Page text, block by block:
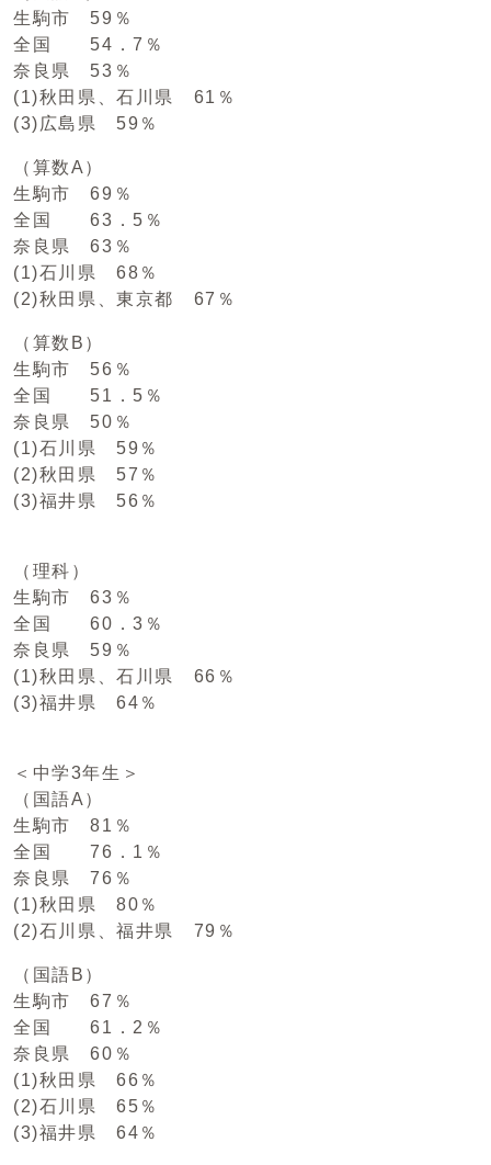
生駒市 59％
全国 54．7％
奈良県 53％
(1)秋田県、石川県 61％
(3)広島県 59％
（算数A）
生駒市 69％
全国 63．5％
奈良県 63％
(1)石川県 68％
(2)秋田県、東京都 67％
（算数B）
生駒市 56％
全国 51．5％
奈良県 50％
(1)石川県 59％
(2)秋田県 57％
(3)福井県 56％
（理科）
生駒市 63％
全国 60．3％
奈良県 59％
(1)秋田県、石川県 66％
(3)福井県 64％
＜中学3年生＞
（国語A）
生駒市 81％
全国 76．1％
奈良県 76％
(1)秋田県 80％
(2)石川県、福井県 79％
（国語B）
生駒市 67％
全国 61．2％
奈良県 60％
(1)秋田県 66％
(2)石川県 65％
(3)福井県 64％